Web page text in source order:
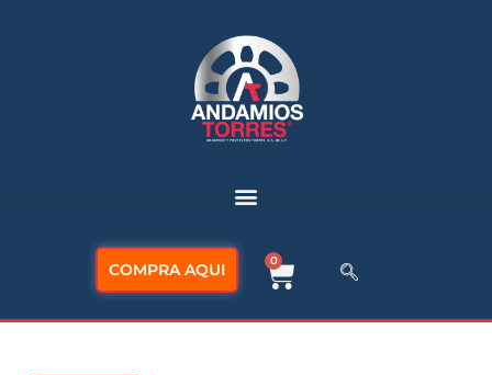
COMPRA AQUI 0